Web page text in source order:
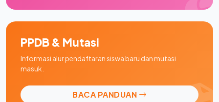
PPDB & Mutasi
Informasi alur pendaftaran siswa baru dan mutasi
masuk.
BACA PANDUAN